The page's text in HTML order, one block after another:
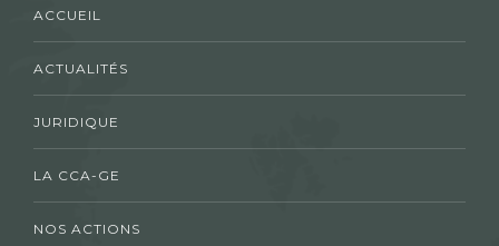
ACCUEIL
ACTUALITÉS
JURIDIQUE
LA CCA-GE
NOS ACTIONS